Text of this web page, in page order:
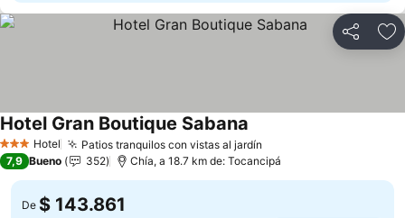
Compartir
3 Estrellas
Hotel Patios tranquilos con vistas al jardín
Hotel Gran Boutique Sabana
7,9 Bueno 352 Chía, a 18.7 km de: Tocancipá
De $ 143.861